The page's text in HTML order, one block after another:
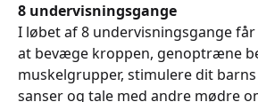
8 undervisningsgange
I løbet af 8 undervisningsgange
at bevæge kroppen, genoptræne
muskelgrupper, stimulere dit
sanser og tale med andre mødre